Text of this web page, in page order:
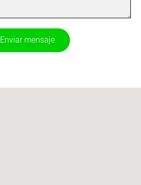
Enviar mensaje